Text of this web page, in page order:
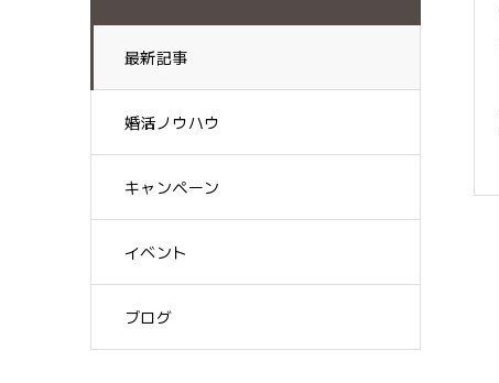
最新記事
婚活ノウハウ
キャンペーン
イベント
ブログ